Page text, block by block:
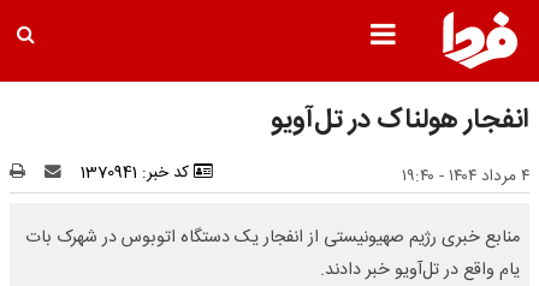
انفجار هولناک در تل‌آویو
۴ مرداد ۱۴۰۴ - ۱۹:۴۰ کد خبر: 1370941
منابع خبری رژیم صهیونیستی از انفجار یک دستگاه اتوبوس در شهرک بات
یام واقع در تل‌آویو خبر دادند.